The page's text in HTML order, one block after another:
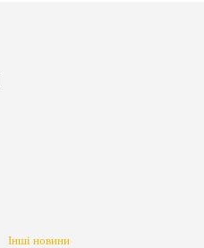
Інші новини